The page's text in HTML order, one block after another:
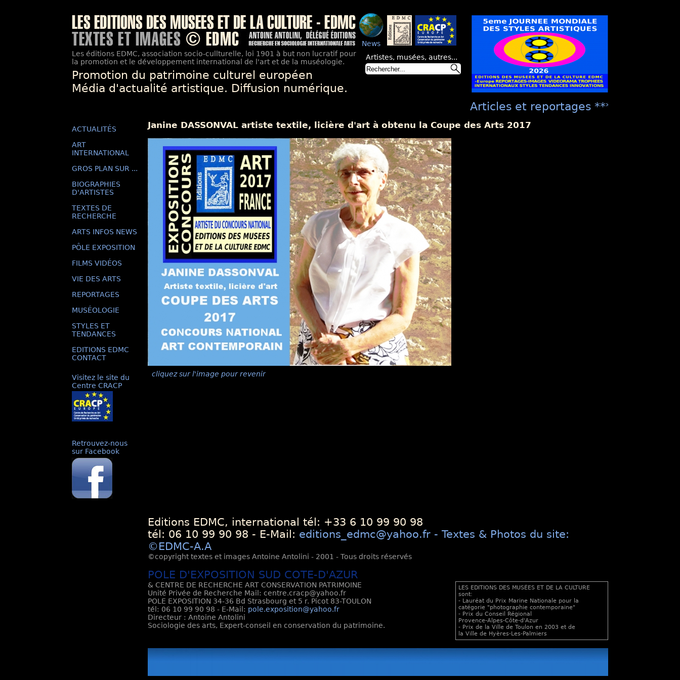
News
Les éditions EDMC, association socio-cullturelle, loi 1901 à but non lucratif pour
la promotion et le développement international de l'art et de la muséologie.
Promotion du patrimoine culturel européen
Média d'actualité artistique. Diffusion numérique.
Artistes, musées, autres...
Articles et reportages ****
culture EDMC ***** "La Présentation
ACTUALITÉS
ART
INTERNATIONAL
GROS PLAN SUR ...
BIOGRAPHIES
D'ARTISTES
TEXTES DE
RECHERCHE
ARTS INFOS NEWS
PÔLE EXPOSITION
FILMS VIDÉOS
VIE DES ARTS
REPORTAGES
MUSÉOLOGIE
STYLES ET
TENDANCES
EDITIONS EDMC
CONTACT
Visitez le site du
Centre CRACP
Retrouvez-nous
sur Facebook
Janine DASSONVAL artiste textile, licière d'art à obtenu la Coupe des Arts 2017
cliquez sur l'image pour revenir
Editions EDMC, international tél: +33 6 10 99 90 98
tél: 06 10 99 90 98 - E-Mail: editions_edmc@yahoo.fr - Textes & Photos du site:
©EDMC-A.A
©copyright textes et images Antoine Antolini - 2001 - Tous droits réservés
POLE D'EXPOSITION SUD COTE-D'AZUR
& CENTRE DE RECHERCHE ART CONSERVATION PATRIMOINE
Unité Privée de Recherche Mail: centre.cracp@yahoo.fr
POLE EXPOSITION 34-36 Bd Strasbourg et 5 r. Picot 83-TOULON
tél: 06 10 99 90 98 - E-Mail: pole.exposition@yahoo.fr
Directeur : Antoine Antolini
Sociologie des arts, Expert-conseil en conservation du patrimoine.
LES EDITIONS DES MUSÉES ET DE LA CULTURE
sont:
- Lauréat du Prix Marine Nationale pour la
catégorie "photographie contemporaine"
- Prix du Conseil Régional
Provence-Alpes-Côte-d'Azur
- Prix de la Ville de Toulon en 2003 et de
la Ville de Hyères-Les-Palmiers